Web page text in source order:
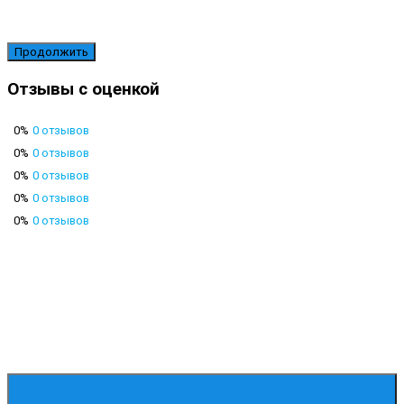
Продолжить
Отзывы с оценкой
0% 0 отзывов
0% 0 отзывов
0% 0 отзывов
0% 0 отзывов
0% 0 отзывов